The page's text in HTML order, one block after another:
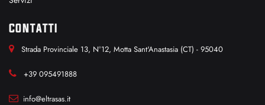
CONTATTI
Strada Provinciale 13, N°12, Motta Sant'Anastasia (CT) - 95040
+39 095491888
info@eltrasas.it